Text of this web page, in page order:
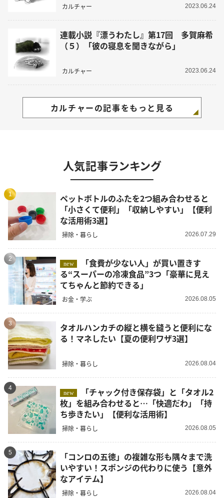
カルチャー 2023.06.24
連載小説『漂うわたし』第17回 多賀麻希
（５）「彼の寝息を聞きながら」
カルチャー 2023.06.24
カルチャーの記事をもっと見る
人気記事ランキング
1
ペットボトルのふたを2つ組み合わせると
「小さくて便利」「収納しやすい」【便利
な活用術3選】
掃除・暮らし 2026.07.29
2
new
る“スーパーの冷凍食品”3つ「豪華に見え
てちゃんと節約できる」
お金・学ぶ 2026.08.05
3
タオルハンカチの縦と横を縫うと便利にな
る！マネしたい【夏の便利ワザ3選】
掃除・暮らし 2026.08.04
4
new
枚」を組み合わせると…「快適だわ」「持
ち歩きたい」【便利な活用術】
掃除・暮らし 2026.08.05
5
「コンロの五徳」の複雑な形も隅々まで洗
いやすい！スポンジの代わりに使う【意外
なアイテム】
掃除・暮らし 2026.08.04